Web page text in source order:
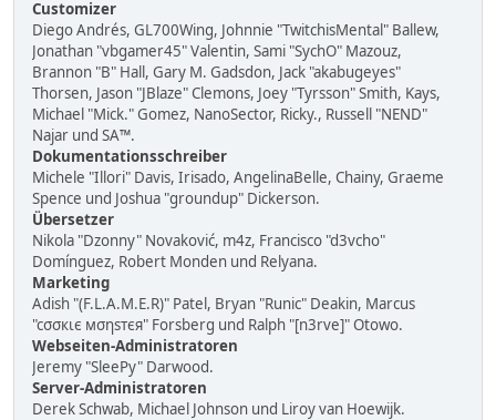
Customizer
Diego Andrés, GL700Wing, Johnnie "TwitchisMental" Ballew,
Jonathan "vbgamer45" Valentin, Sami "SychO" Mazouz,
Brannon "B" Hall, Gary M. Gadsdon, Jack "akabugeyes"
Thorsen, Jason "JBlaze" Clemons, Joey "Tyrsson" Smith, Kays,
Michael "Mick." Gomez, NanoSector, Ricky., Russell "NEND"
Najar und SA™.
Dokumentationsschreiber
Michele "Illori" Davis, Irisado, AngelinaBelle, Chainy, Graeme
Spence und Joshua "groundup" Dickerson.
Übersetzer
Nikola "Dzonny" Novaković, m4z, Francisco "d3vcho"
Domínguez, Robert Monden und Relyana.
Marketing
Adish "(F.L.A.M.E.R)" Patel, Bryan "Runic" Deakin, Marcus
"cσσкιє мσηѕтєя" Forsberg und Ralph "[n3rve]" Otowo.
Webseiten-Administratoren
Jeremy "SleePy" Darwood.
Server-Administratoren
Derek Schwab, Michael Johnson und Liroy van Hoewijk.